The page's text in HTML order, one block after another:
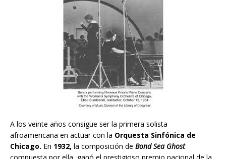
A los veinte años consigue ser la primera solista
afroamericana en actuar con la Orquesta Sinfónica de
Chicago. En 1932, la composición de Bond Sea Ghost